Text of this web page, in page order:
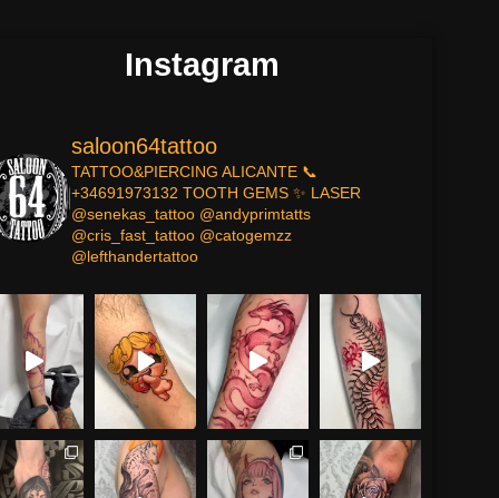
Instagram
saloon64tattoo
TATTOO&PIERCINGALICANTE 📞
+34691973132 TOOTH GEMS ✨ LASER
@senekas_tattoo @andyprimtatts
@cris_fast_tattoo @catogemzz
@lefthandertattoo